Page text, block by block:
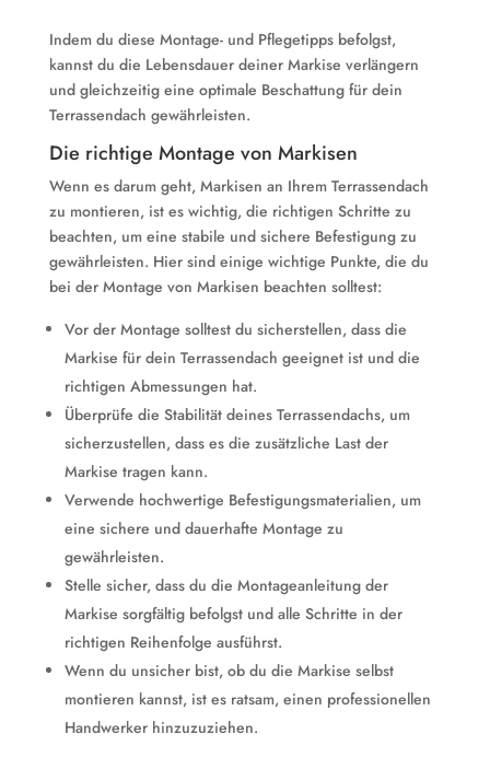
Indem du diese Montage- und Pflegetipps befolgst,
kannst du die Lebensdauer deiner Markise verlängern
und gleichzeitig eine optimale Beschattung für dein
Terrassendach gewährleisten.
Die richtige Montage von Markisen
Wenn es darum geht, Markisen an Ihrem Terrassendach
zu montieren, ist es wichtig, die richtigen Schritte zu
beachten, um eine stabile und sichere Befestigung zu
gewährleisten. Hier sind einige wichtige Punkte, die du
bei der Montage von Markisen beachten solltest:
Vor der Montage solltest du sicherstellen, dass die
Markise für dein Terrassendach geeignet ist und die
richtigen Abmessungen hat.
Überprüfe die Stabilität deines Terrassendachs, um
sicherzustellen, dass es die zusätzliche Last der
Markise tragen kann.
Verwende hochwertige Befestigungsmaterialien, um
eine sichere und dauerhafte Montage zu
gewährleisten.
Stelle sicher, dass du die Montageanleitung der
Markise sorgfältig befolgst und alle Schritte in der
richtigen Reihenfolge ausführst.
Wenn du unsicher bist, ob du die Markise selbst
montieren kannst, ist es ratsam, einen professionellen
Handwerker hinzuzuziehen.